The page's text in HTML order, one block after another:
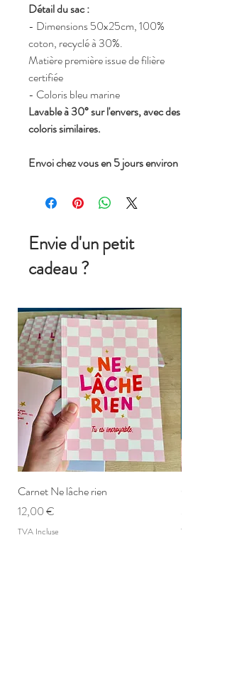
Détail du sac :
- Dimensions 50x25cm, 100%
coton, recyclé à 30%.
Matière première issue de filière
certifiée
- Coloris bleu marine
Lavable à 30° sur l'envers, avec des
coloris similaires.
Envoi chez vous en 5 jours environ
Envie d'un petit
cadeau ?
Carnet Ne lâche rien
Prix
12,00 €
TVA Incluse TVA Incluse